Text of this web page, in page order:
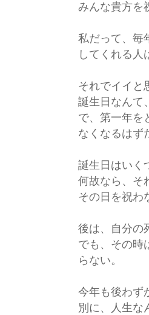
みんな貴方を
私だって、毎
してくれる人
それでイイと
誕生日なんて
で、第一年を
なくなるはず
誕生日はいく
何故なら、そ
その日を祝わ
後は、自分の
でも、その時
らない。
今年も後わず
別に、人生な